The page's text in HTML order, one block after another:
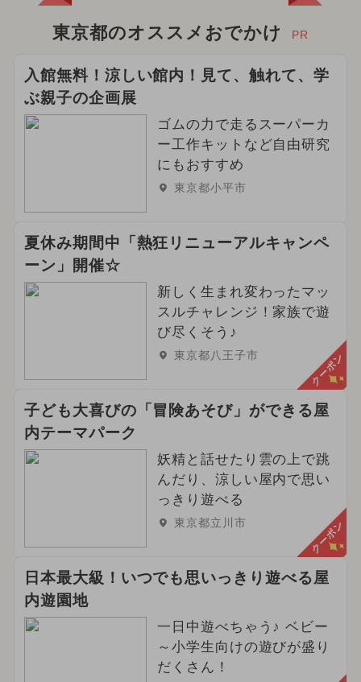
東京都のオススメおでかけ PR
入館無料！涼しい館内！見て、触れて、学
ぶ親子の企画展
ゴムの力で走るスーパーカ
ー工作キットなど自由研究
にもおすすめ
東京都小平市
夏休み期間中「熱狂リニューアルキャンペ
ーン」開催☆
新しく生まれ変わったマッ
スルチャレンジ！家族で遊
び尽くそう♪
東京都八王子市 クーポン
子ども大喜びの「冒険あそび」ができる屋
内テーマパーク
妖精と話せたり雲の上で跳
んだり、涼しい屋内で思い
っきり遊べる
東京都立川市 クーポン
日本最大級！いつでも思いっきり遊べる屋
内遊園地
一日中遊べちゃう♪ ベビー
～小学生向けの遊びが盛り
だくさん！